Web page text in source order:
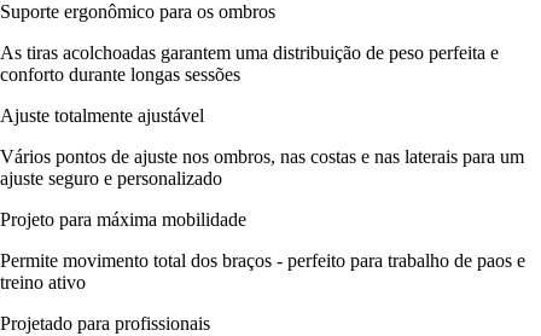
Suporte ergonômico para os ombros
As tiras acolchoadas garantem uma distribuição de peso perfeita e
conforto durante longas sessões
Ajuste totalmente ajustável
Vários pontos de ajuste nos ombros, nas costas e nas laterais para um
ajuste seguro e personalizado
Projeto para máxima mobilidade
Permite movimento total dos braços - perfeito para trabalho de paos e
treino ativo
Projetado para profissionais